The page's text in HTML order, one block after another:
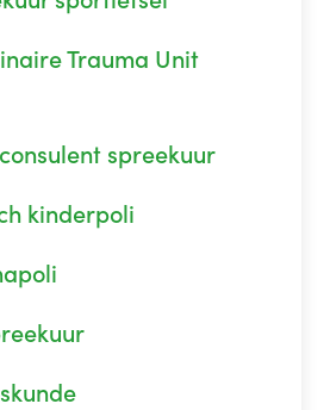
Trauma Unit
spreekuur
kinderpoli